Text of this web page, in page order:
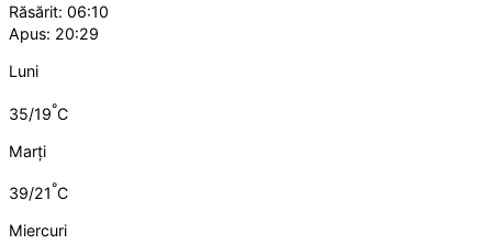
Răsărit: 06:10
Apus: 20:29
Luni
35/19°C
Marți
39/21°C
Miercuri